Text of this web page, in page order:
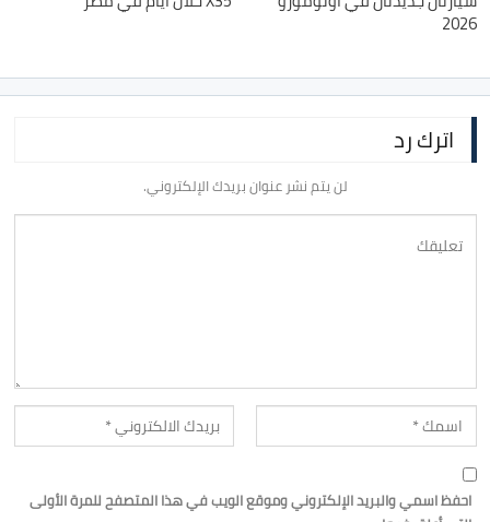
2026
اترك رد
لن يتم نشر عنوان بريدك الإلكتروني.
احفظ اسمي والبريد الإلكتروني وموقع الويب في هذا المتصفح للمرة الأولى